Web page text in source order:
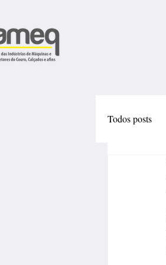
Todos posts